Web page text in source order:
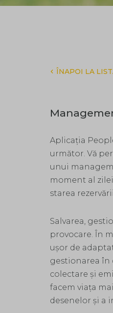
ÎNAPOI LA
Aplicația
următor. Vă
unui
moment al
starea
Salvarea,
provocare. În
ușor de
gestionarea în
colectare și
facem viața
desenelor și a